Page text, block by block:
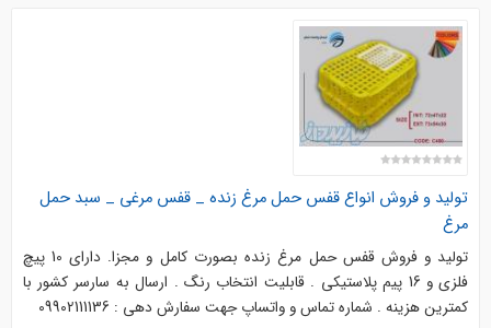
تولید و فروش انواع قفس حمل مرغ زنده _ قفس مرغی _ سبد حمل
مرغ
تولید و فروش قفس حمل مرغ زنده بصورت کامل و مجزا. دارای 10 پیچ
فلزی و 16 پیم پلاستیکی . قابلیت انتخاب رنگ . ارسال به سارسر کشور با
کمترین هزینه . شماره تماس و واتساپ جهت سفارش دهی : 09902111136